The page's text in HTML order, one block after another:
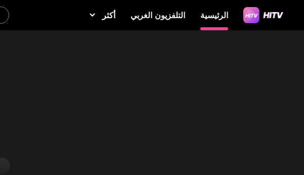
الرئيسية التلفزيون الغربي أكثر